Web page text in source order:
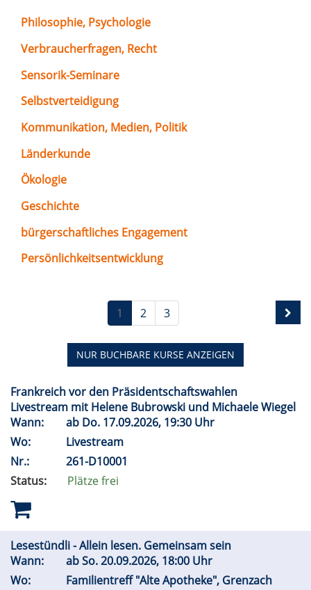
Philosophie, Psychologie
Verbraucherfragen, Recht
Sensorik-Seminare
Selbstverteidigung
Kommunikation, Medien, Politik
Länderkunde
Ökologie
Geschichte
bürgerschaftliches Engagement
Persönlichkeitsentwicklung
1 2 3
NUR BUCHBARE KURSE ANZEIGEN
Frankreich vor den Präsidentschaftswahlen
Livestream mit Helene Bubrowski und Michaele Wiegel
Wann:
ab Do. 17.09.2026, 19:30 Uhr
Wo:
Livestream
Nr.:
261-D10001
Status:
Plätze frei
Lesestündli - Allein lesen. Gemeinsam sein
Wann:
abSo.20.09.2026, 18:00 Uhr
Wo:
Familientreff "Alte Apotheke", Grenzach